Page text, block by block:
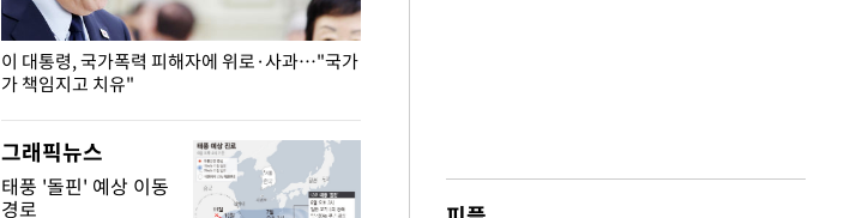
이 대통령, 국가폭력 피해자에 위로·사과…"국가
가 책임지고 치유"
그래픽뉴스
태풍 '돌핀' 예상 이동
경로